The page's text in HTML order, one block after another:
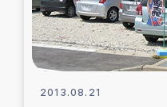
2013.08.21